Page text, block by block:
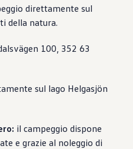
direttamente sul
della natura.
100, 352 63
sul lago Helgasjön
il campeggio dispone
e grazie al noleggio di